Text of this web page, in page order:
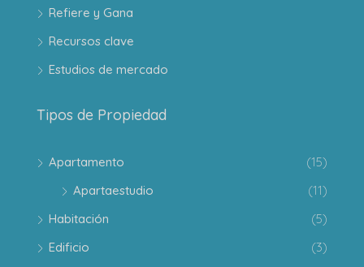
Refiere y Gana
Recursos clave
Estudios de mercado
Tipos de Propiedad
Apartamento
(15)
Apartaestudio
(11)
Habitación
(5)
Edificio
(3)